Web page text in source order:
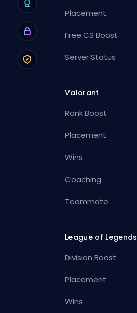
Placement
Free CS Boost
Server Status
Valorant
Rank Boost
Placement
Wins
Coaching
Teammate
League of Legends
Division Boost
Placement
Wins